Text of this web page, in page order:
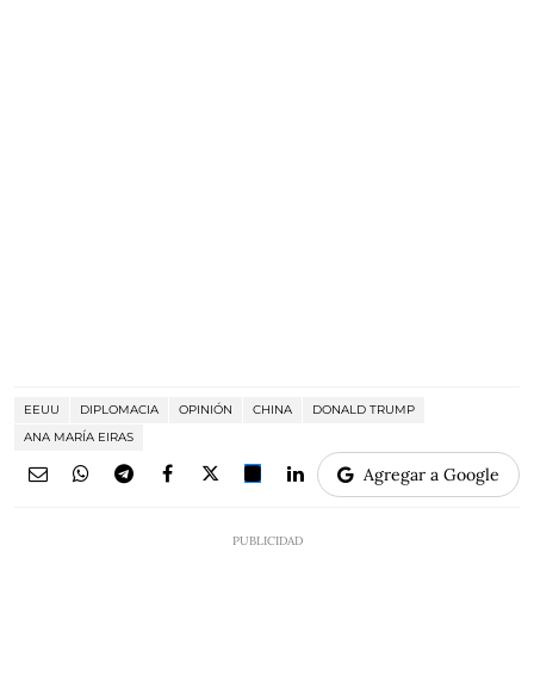
EEUU DIPLOMACIA OPINIÓN CHINA
DONALD TRUMP
ANA MARÍA EIRAS
Agregar a Google